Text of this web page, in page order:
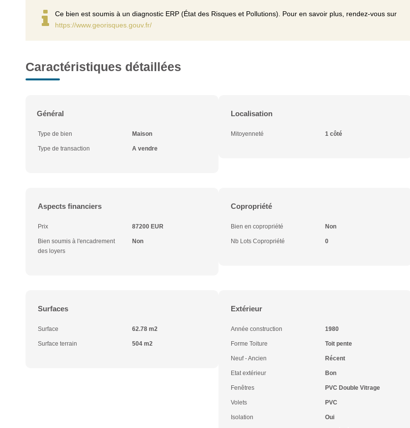
Ce bien est soumis à un diagnostic ERP (État des Risques et Pollutions). Pour en savoir plus, rendez-vous sur
https://www.georisques.gouv.fr/
Caractéristiques détaillées
Général
Type de bien Maison
Type de transaction A vendre
Localisation
Mitoyenneté 1 côté
Aspects financiers
Prix 87200 EUR
Bien soumis à l'encadrement
des loyers
Non
Copropriété
Bien en copropriété Non
Nb Lots Copropriété 0
Surfaces
Surface 62.78 m2
Surface terrain 504 m2
Extérieur
Année construction 1980
Forme Toiture Toit pente
Neuf - Ancien Récent
Etat extérieur Bon
Fenêtres PVC Double Vitrage
Volets PVC
Isolation Oui